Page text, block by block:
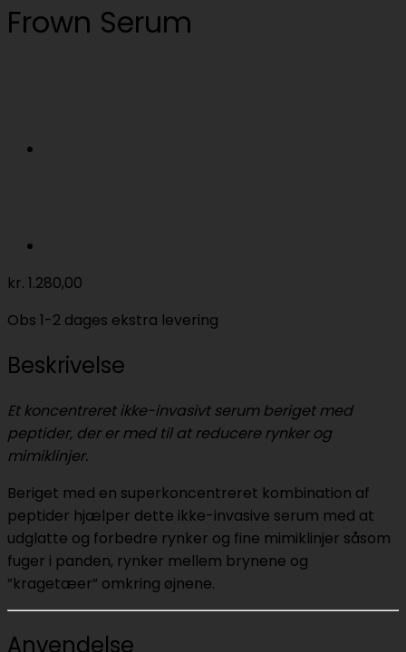
Frown Serum
kr. 1.280,00
Obs 1-2 dages ekstra levering
Beskrivelse
Et koncentreret ikke-invasivt serum beriget med
peptider, der er med til at reducere rynker og
mimiklinjer.
Beriget med en superkoncentreret kombination af
peptider hjælper dette ikke-invasive serum med at
udglatte og forbedre rynker og fine mimiklinjer såsom
fuger i panden, rynker mellem brynene og
”kragetæer” omkring øjnene.
Anvendelse